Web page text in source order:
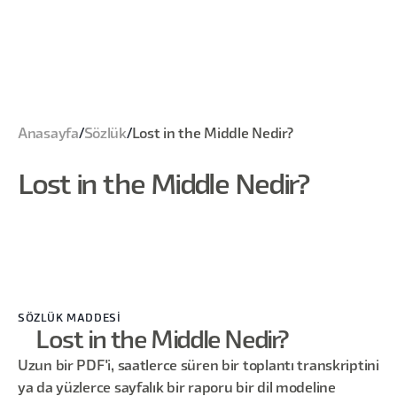
Anasayfa/Sözlük/ Lost in the Middle Nedir?
Lost in the Middle Nedir?
SÖZLÜK MADDESİ
Lost in the Middle Nedir?
Uzun bir PDF'i, saatlerce süren bir toplantı transkriptini
ya da yüzlerce sayfalık bir raporu bir dil modeline